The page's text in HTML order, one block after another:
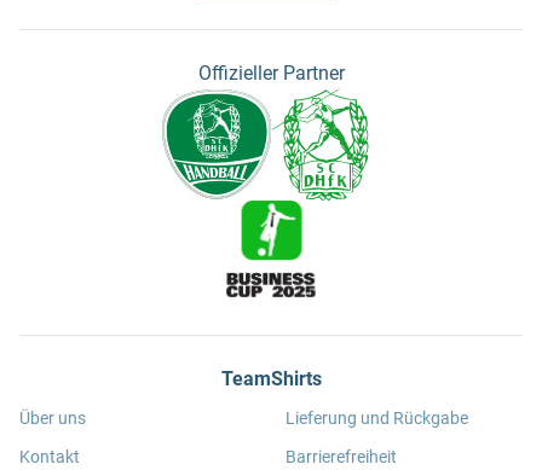
Offizieller Partner
TeamShirts
Über uns
Kontakt
Lieferung und Rückgabe
Barrierefreiheit